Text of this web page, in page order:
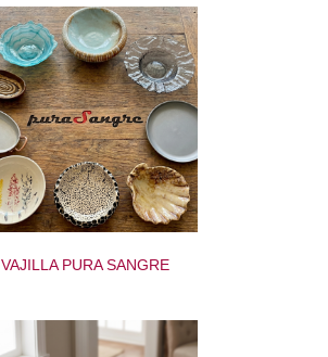
VAJILLA PURA SANGRE